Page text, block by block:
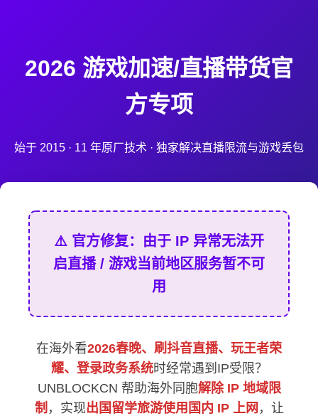
2026 游戏加速/直播带货官
方专项
始于 2015 · 11 年原厂技术 · 独家解决直播限流与游戏丢包
⚠️ 官方修复：由于 IP 异常无法开
启直播 / 游戏当前地区服务暂不可
用
在海外看2026春晚、刷抖音直播、玩王者荣
耀、登录政务系统时经常遇到IP受限？
UNBLOCKCN 帮助海外同胞解除 IP 地域限
制 ，实现出国留学旅游使用国内 IP 上网 ，让